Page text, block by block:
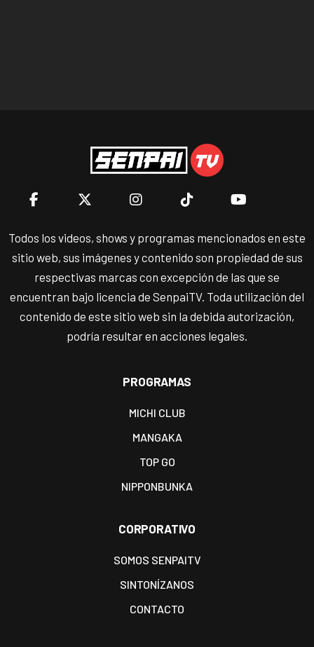
Todos los videos, shows y programas mencionados en este
sitio web, sus imágenes y contenido son propiedad de sus
respectivas marcas con excepción de las que se
encuentran bajo licencia de SenpaiTV. Toda utilización del
contenido de este sitio web sin la debida autorización,
podría resultar en acciones legales.
PROGRAMAS
MICHI CLUB
MANGAKA
TOP GO
NIPPONBUNKA
CORPORATIVO
SOMOS SENPAITV
SINTONÍZANOS
CONTACTO